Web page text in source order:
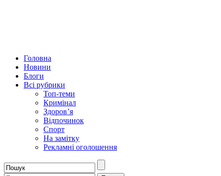
Головна
Новини
Блоги
Всі рубрики
Топ-теми
Кримінал
Здоров’я
Відпочинок
Спорт
На замітку
Рекламні оголошення